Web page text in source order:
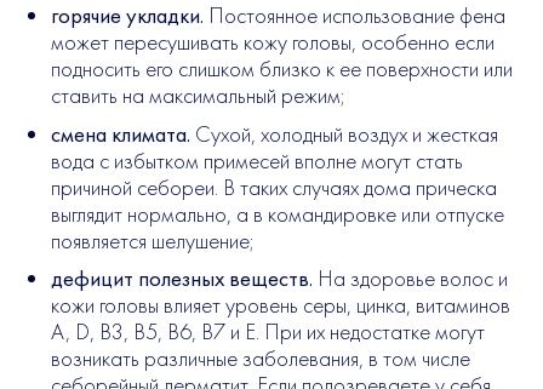
горячие укладки. Постоянное использование фена
может пересушивать кожу головы, особенно если
подносить его слишком близко к ее поверхности или
ставить на максимальный режим;
смена климата. Сухой, холодный воздух и жесткая
вода с избытком примесей вполне могут стать
причиной себореи. В таких случаях дома прическа
выглядит нормально, а в командировке или отпуске
появляется шелушение;
дефицит полезных веществ. На здоровье волос и
кожи головы влияет уровень серы, цинка, витаминов
A, D, B3, B5, B6, B7 и E. При их недостатке могут
возникать различные заболевания, в том числе